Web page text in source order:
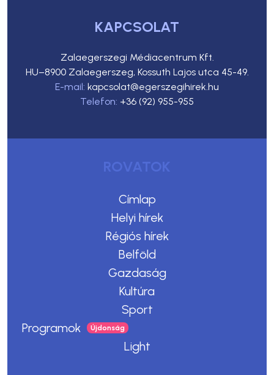
KAPCSOLAT
Zalaegerszegi Médiacentrum Kft.
HU–8900 Zalaegerszeg, Kossuth Lajos utca 45-49.
E-mail: kapcsolat@egerszegihirek.hu
Telefon: +36 (92) 955-955
ROVATOK
Címlap
Helyi hírek
Régiós hírek
Belföld
Gazdaság
Kultúra
Sport
Programok
Light